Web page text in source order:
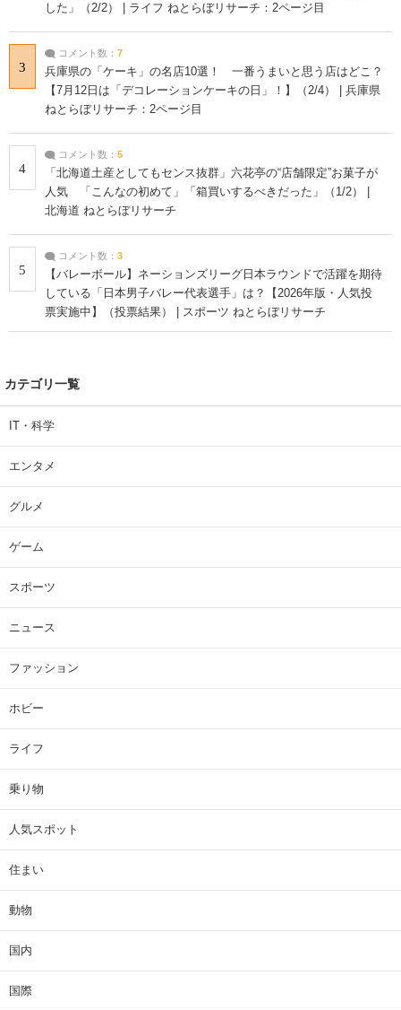
した」（2/2） | ライフ ねとらぼリサーチ：2ページ目
3
コメント数： 7
兵庫県の「ケーキ」の名店10選！ 一番うまいと思う店はどこ？
【7月12日は「デコレーションケーキの日」！】（2/4） | 兵庫県
ねとらぼリサーチ：2ページ目
4
コメント数： 5
「北海道土産としてもセンス抜群」六花亭の“店舗限定”お菓子が
人気 「こんなの初めて」「箱買いするべきだった」（1/2） |
北海道 ねとらぼリサーチ
5
コメント数： 3
【バレーボール】ネーションズリーグ日本ラウンドで活躍を期待
している「日本男子バレー代表選手」は？【2026年版・人気投
票実施中】（投票結果） | スポーツ ねとらぼリサーチ
カテゴリ一覧
IT・科学
エンタメ
グルメ
ゲーム
スポーツ
ニュース
ファッション
ホビー
ライフ
乗り物
人気スポット
住まい
動物
国内
国際